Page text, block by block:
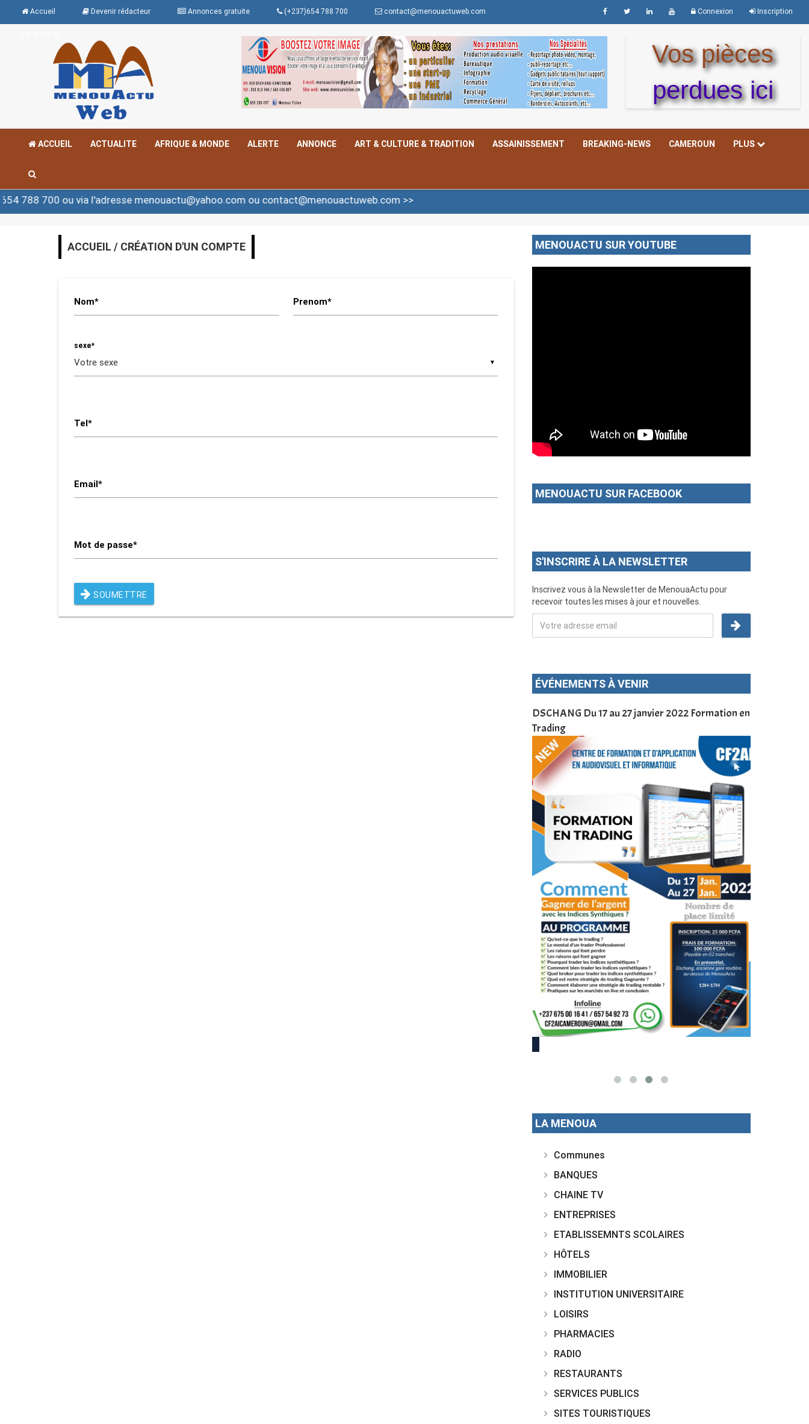
Accueil Devenir rédacteur Annonces gratuite (+237)654 788 700 contact@menouactuweb.com Connexion Inscription
Vos pièces
perdues ici
ACCUEIL ACTUALITE AFRIQUE & MONDE ALERTE ANNONCE ART & CULTURE & TRADITION ASSAINISSEMENT BREAKING-NEWS CAMEROUN PLUS
ou via l'adresse menouactu@yahoo.com ou contact@menouactuweb.com >>
ACCUEIL / CRÉATION D'UN COMPTE
Nom* Prenom*
▼
sexe*
Tel*
Email*
Mot de passe*
SOUMETTRE
MENOUACTU SUR YOUTUBE
MENOUACTU SUR FACEBOOK
S'INSCRIRE À LA NEWSLETTER
Inscrivez vous à la Newsletter de MenouaActu pour
recevoir toutes les mises à jour et nouvelles.
ÉVÉNEMENTS À VENIR
DSCHANG Du 17 au 27 janvier 2022 Formation en
Trading
Cameroun
LA MENOUA
Communes
BANQUES
CHAINE TV
ENTREPRISES
ETABLISSEMNTS SCOLAIRES
HÔTELS
IMMOBILIER
INSTITUTION UNIVERSITAIRE
LOISIRS
PHARMACIES
RADIO
RESTAURANTS
SERVICES PUBLICS
SITES TOURISTIQUES